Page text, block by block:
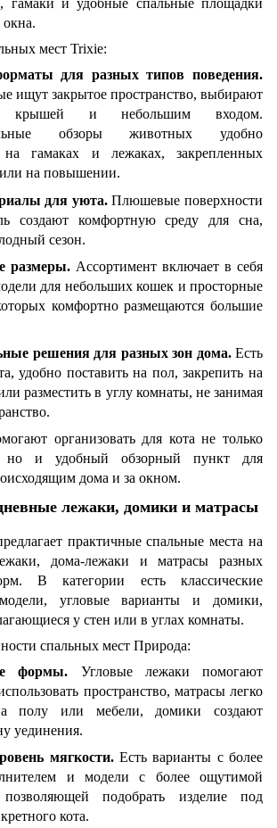
гамаки и удобные спальные площадки
мест Trixie:
для разных типов поведения.
ищут закрытое пространство, выбирают
и небольшим входом.
обзоры животных удобно
на гамаках и лежаках, закрепленных
на повышении.
для уюта.Плюшевые поверхности
создают комфортную среду для сна,
сезон.
размеры. Ассортимент включает в себя
для небольших кошек и просторные
комфортно размещаются большие
решения для разных зон дома.Есть
удобно поставить на пол, закрепить на
разместить в углу комнаты, не занимая
организовать для кота не только
но и удобный обзорный пункт для
дома и за окном.
лежаки, домики и матрасы
практичные спальные места на
дома-лежаки и матрасы разных
В категории есть классические
угловые варианты и домики,
у стен или в углах комнаты.
спальных мест Природа:
формы. Угловые лежаки помогают
пространство, матрасы легко
полу или мебели, домики создают
уединения.
мягкости.Есть варианты с более
и модели с более ощутимой
подобрать изделие под
кота.